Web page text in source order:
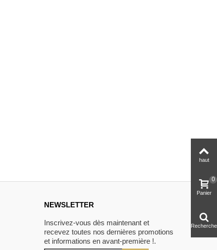
NEWSLETTER
Inscrivez-vous dès maintenant et
recevez toutes nos dernières promotions
et informations en avant-première !.
haut
Panier
0